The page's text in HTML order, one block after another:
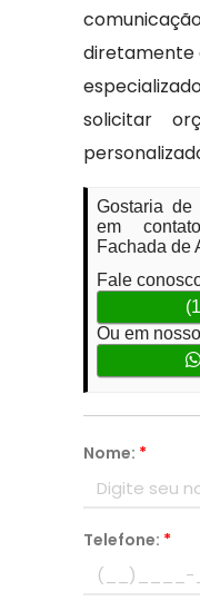
diretamente
solicitar
Gostaria
em
Fachada de
Fale
Ou em
Nome: *
Telefone: *